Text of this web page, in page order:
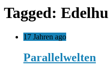
Tagged:
17 Jahren ago
Parallelwelten